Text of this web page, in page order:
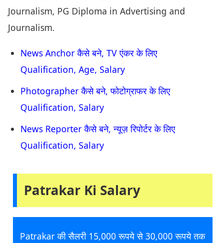
Journalism, PG Diploma in Advertising and
Journalism.
News Anchor कैसे बने, TV एंकर के लिए
Qualification, Age, Salary
Photographer कैसे बने, फोटोग्राफर के लिए
Qualification, Salary
News Reporter कैसे बने, न्यूज़ रिपोर्टर के लिए
Qualification, Salary
Patrakar Ki Salary
Patrakar की सैलरी 15,000 रूपये से 30,000 रूपये तक